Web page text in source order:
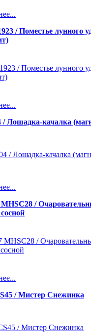
/ Поместье лунного
/ Лошадка-качалка
/
/ Мистер Снежинка